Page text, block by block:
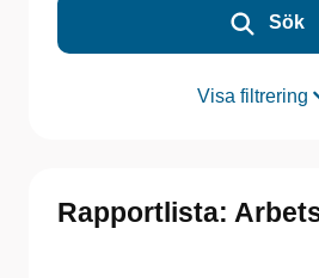
Sök
Visa filtrering
Rapportlista: